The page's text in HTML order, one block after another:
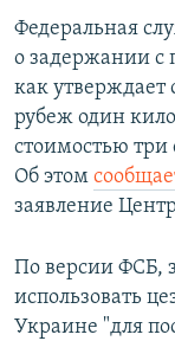
Все сайты
Федеральная
о задержании с
как утверждает
рубеж один
стоимостью три
Об этом
заявление
По версии ФСБ,
использовать
Украине "для